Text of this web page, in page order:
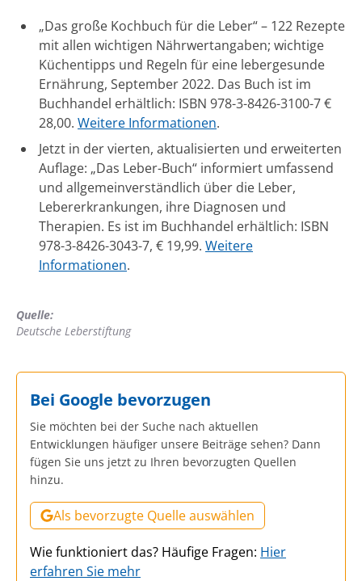
„Das große Kochbuch für die Leber“ – 122 Rezepte
mit allen wichtigen Nährwertangaben; wichtige
Küchentipps und Regeln für eine lebergesunde
Ernährung, September 2022. Das Buch ist im
Buchhandel erhältlich: ISBN 978-3-8426-3100-7 €
28,00. Weitere Informationen.
Jetzt in der vierten, aktualisierten und erweiterten
Auflage: „Das Leber-Buch“ informiert umfassend
und allgemeinverständlich über die Leber,
Lebererkrankungen, ihre Diagnosen und
Therapien. Es ist im Buchhandel erhältlich: ISBN
978-3-8426-3043-7, € 19,99. Weitere
Informationen.
Quelle:
Deutsche Leberstiftung
Bei Google bevorzugen
Sie möchten bei der Suche nach aktuellen
Entwicklungen häufiger unsere Beiträge sehen? Dann
fügen Sie uns jetzt zu Ihren bevorzugten Quellen
hinzu.
Als bevorzugte Quelle auswählen
Wie funktioniert das? Häufige Fragen: Hier
erfahren Sie mehr